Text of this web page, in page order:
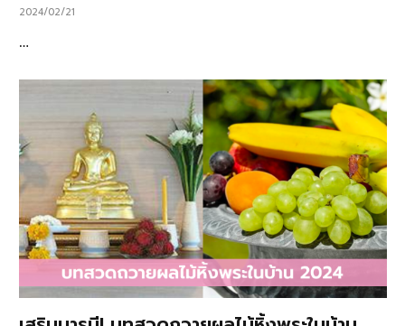
2024/02/21
…